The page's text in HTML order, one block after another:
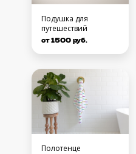
Подушка для
путешествий
от 1500 руб.
Полотенце